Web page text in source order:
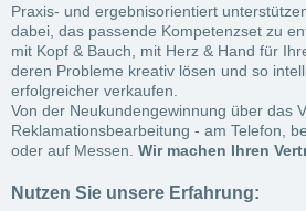
Praxis- und ergebnisorientiert
dabei, das passende Kompetenzset zu
mit Kopf & Bauch, mit Herz & Hand für
deren Probleme kreativ lösen und so
erfolgreicher verkaufen.
Von der Neukundengewinnung über das
Reklamationsbearbeitung - am Telefon,
oder auf Messen. Wir machen Ihren
Nutzen Sie unsere Erfahrung: